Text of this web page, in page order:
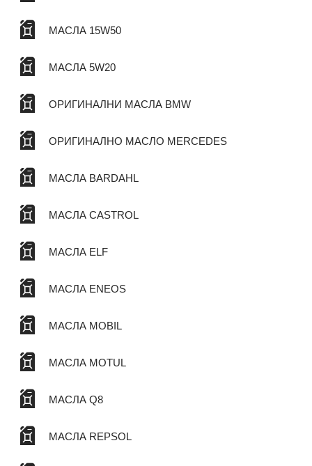
МАСЛА 15W50
МАСЛА 5W20
ОРИГИНАЛНИ МАСЛА BMW
ОРИГИНАЛНО МАСЛО MERCEDES
МАСЛА BARDAHL
МАСЛА CASTROL
МАСЛА ELF
МАСЛА ENEOS
МАСЛА MOBIL
МАСЛА MOTUL
МАСЛА Q8
МАСЛА REPSOL